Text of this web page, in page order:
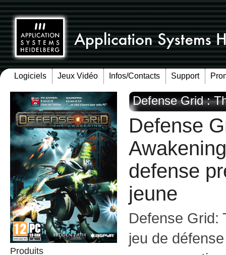
Logiciels Jeux Vidéo Infos/Contacts Support
Produits
Defense Grid :
Defense
defense
jeune
Defense Grid:
jeu de